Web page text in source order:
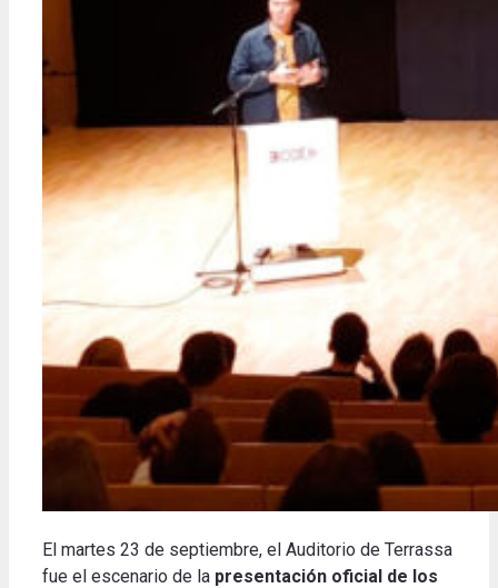
El martes 23 de septiembre, el Auditorio de Terrassa
fue el escenario de la presentación oficial de los